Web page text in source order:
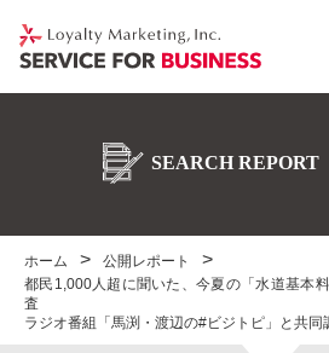
ホーム
公開レポート
都民1,000人超に聞いた、今夏の「水道基本
査
ラジオ番組「馬渕・渡辺の#ビジトピ」と共同